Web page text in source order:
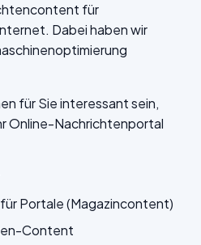
für
Dabei haben wir
für Sie interessant sein,
Online-Nachrichtenportal
Portale (Magazincontent)
Content